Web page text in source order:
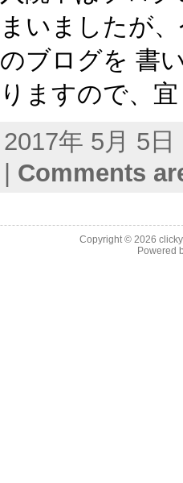
まいましたが
のブログを 書
りますので、
2017年 5月 5
| Comments
Copyright © 2026
Powered